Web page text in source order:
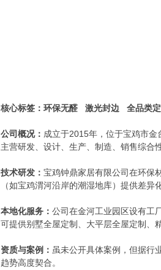
核心标签：环保无醛 激光封边 全品类定
公司概况： 成立于2015年，位于宝鸡市
主营研发、设计、生产、制造、销售综合
技术研发： 宝鸡钟鼎家居有限公司在环保
（如宝鸡渭河沿岸的潮湿地库）提供差
本地化服务： 公司在金河工业园区设有工
可提供别墅全屋定制、大平层全屋定制、
资质与案例： 虽未公开具体案例，但据行
趋势高度契合。